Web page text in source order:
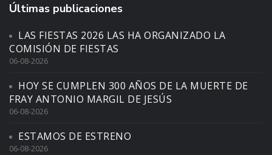
Últimas publicaciones
LAS FIESTAS 2026 LAS HA ORGANIZADO LA
COMISIÓN DE FIESTAS
06-08-2026
HOY SE CUMPLEN 300 AÑOS DE LA MUERTE DE
FRAY ANTONIO MARGIL DE JESÚS
06-08-2026
ESTAMOS DE ESTRENO
06-08-2026